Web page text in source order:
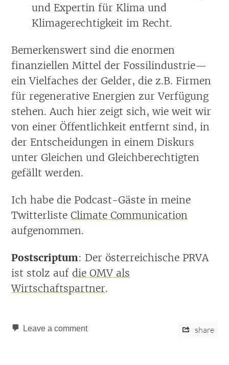
und Expertin für Klima und
Klimagerechtigkeit im Recht.
Bemerkenswert sind die enormen
finanziellen Mittel der Fossilindustrie—
ein Vielfaches der Gelder, die z.B. Firmen
für regenerative Energien zur Verfügung
stehen. Auch hier zeigt sich, wie weit wir
von einer Öffentlichkeit entfernt sind, in
der Entscheidungen in einem Diskurs
unter Gleichen und Gleichberechtigten
gefällt werden.
Ich habe die Podcast-Gäste in meine
TwitterlisteClimate Communication
aufgenommen.
Postscriptum: Der österreichische PRVA
ist stolz auf die OMV als
Wirtschaftspartner.
Leave a comment share